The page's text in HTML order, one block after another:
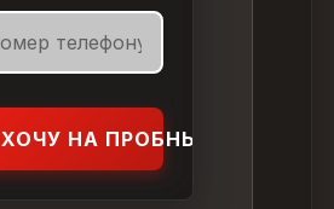
ХОЧУ НА ПРОБНЫЙ УРОК